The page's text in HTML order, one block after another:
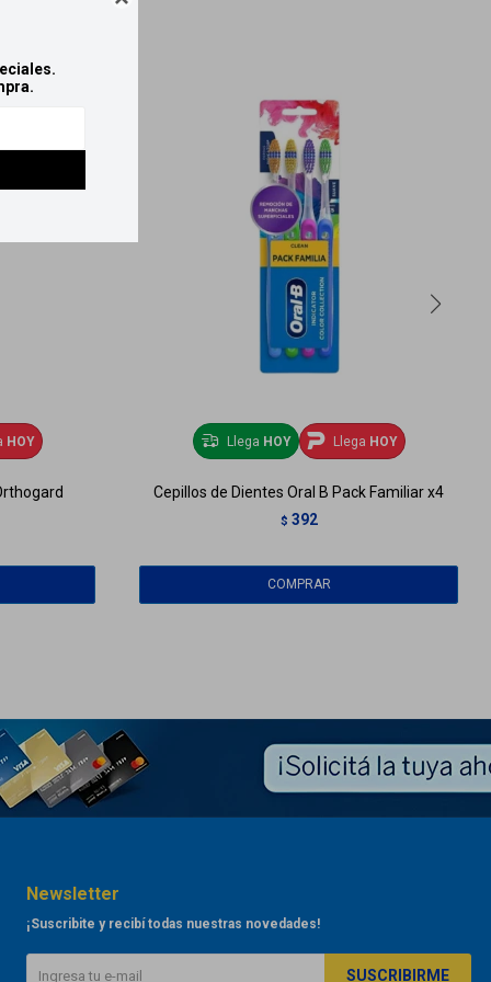
HOY Llega HOY Llega HOY
Cepillos de Dientes Oral B Pack Familiar x4
$ 392
Newsletter
¡Suscribite y recibí todas nuestras novedades!
SUSCRIBIRME